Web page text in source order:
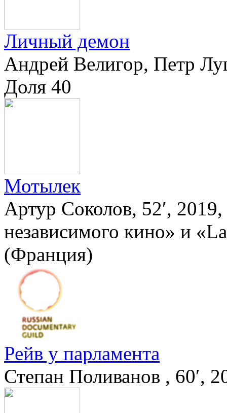
Личный демон
Андрей Велигор, Петр
Доля 40
Мотылек
Артур Соколов, 52′,
независимого кино» и
(Франция)
Рейв у парламента
Степан Поливанов , 60′,